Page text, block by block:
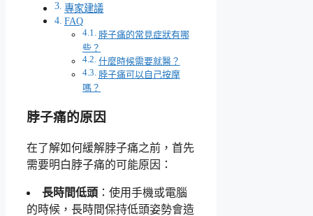
專家建議
FAQ
脖子痛的常見症狀有哪
些？
什麼時候需要就醫？
脖子痛可以自己按摩
嗎？
脖子痛的原因
在了解如何緩解脖子痛之前，首先
需要明白脖子痛的可能原因：
長時間低頭 ：使用手機或電腦
的時候，長時間保持低頭姿勢會造